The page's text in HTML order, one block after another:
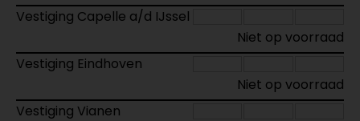
Vestiging Capelle a/d IJssel
Niet op voorraad
Vestiging Eindhoven
Niet op voorraad
Vestiging Vianen